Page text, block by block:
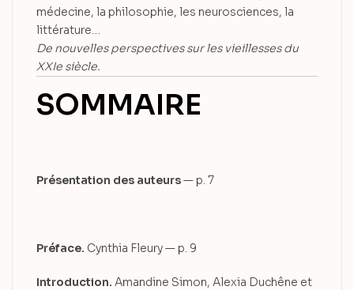
médecine, la philosophie, les neurosciences, la
littérature…
De nouvelles perspectives sur les vieillesses du
XXIe siècle.
SOMMAIRE
Présentation des auteurs— p. 7
Préface. Cynthia Fleury — p. 9
Introduction. Amandine Simon, Alexia Duchêne et